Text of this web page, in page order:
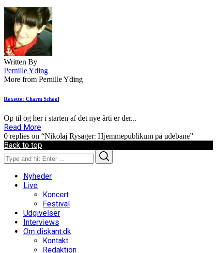
Written By
Pernille Yding
More from Pernille Yding
Roxette: Charm School
Op til og her i starten af det nye årti er der...
Read More
0 replies on “Nikolaj Rysager: Hjemmepublikum på udebane”
Back to top
Search
for:
Nyheder
Live
Koncert
Festival
Udgivelser
Interviews
Om diskant.dk
Kontakt
Redaktion